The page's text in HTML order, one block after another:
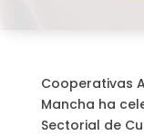
Cooperativas
Mancha ha
Sectorial de